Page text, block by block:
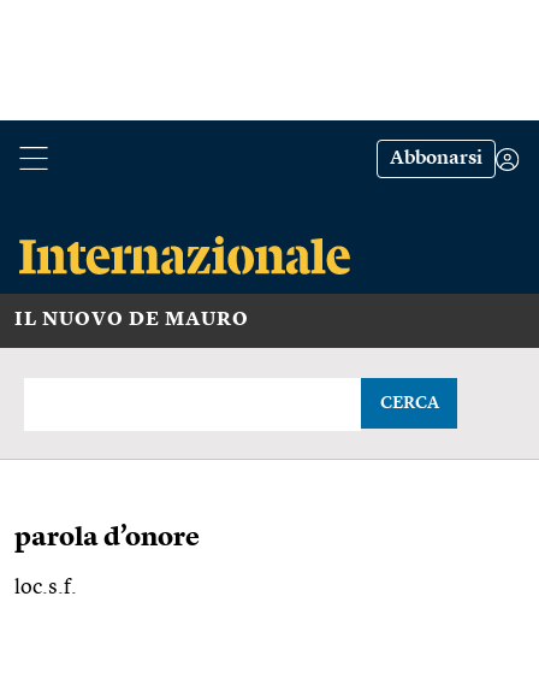
Abbonarsi
IL NUOVO DE MAURO
CERCA
parola d’onore
loc.s.f.